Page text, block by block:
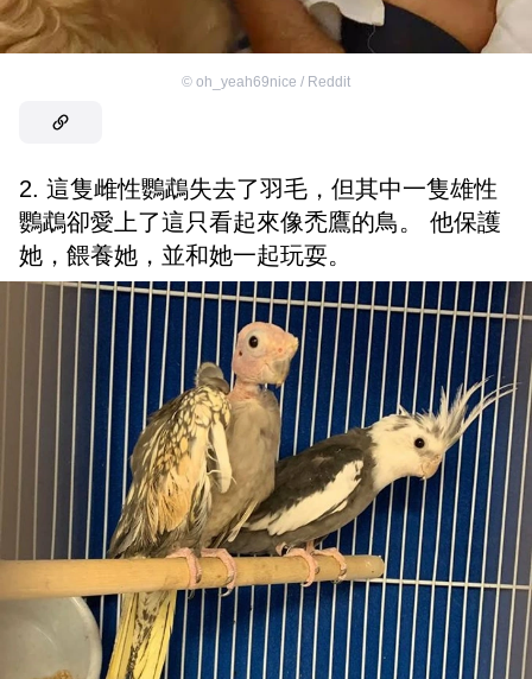
© oh_yeah69nice / Reddit
2. 這隻雌性鸚鵡失去了羽毛，但其中一隻雄性
鸚鵡卻愛上了這只看起來像禿鷹的鳥。 他保護
她，餵養她，並和她一起玩耍。